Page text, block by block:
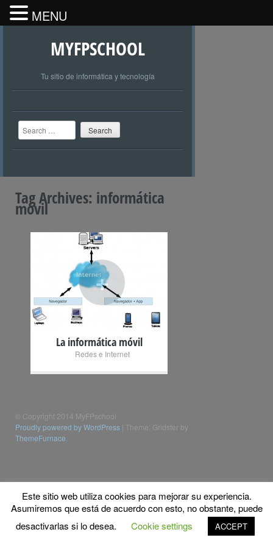
MYFPSCHOOL
Tu sitio de informática y tecnología
Search
Tag Archives: informática
móvil
+
La informática móvil
Redes e Internet
© Copyright 2014 MyFPschool
Proudly powered by WordPress Theme: Gridster by
ThemeFurnace
Este sitio web utiliza cookies para mejorar su experiencia.
Asumiremos que está de acuerdo con esto, no obstante, puede
desactivarlas si lo desea.
Cookie settings ACCEPT
MENU